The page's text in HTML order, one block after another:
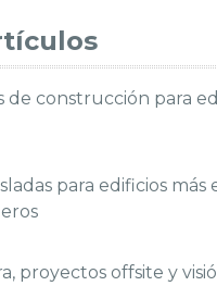
de construcción para
para edificios más
proyectos offsite y